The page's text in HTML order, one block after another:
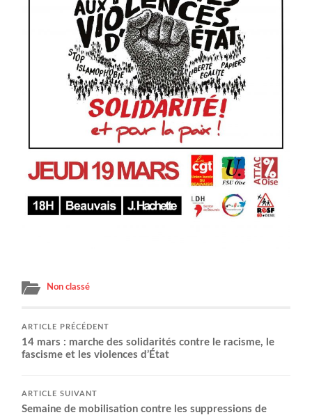
Non classé
ARTICLE PRÉCÉDENT
14 mars : marche des soli­da­ri­tés contre le racisme, le
fas­cisme et les vio­lences d’État
ARTICLE SUIVANT
Semaine de mobi­li­sa­tion contre les sup­pres­sions de